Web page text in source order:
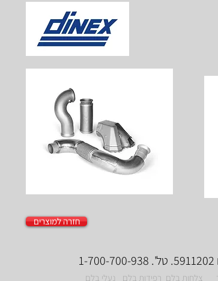
חזרה למוצרים
נעלי בלם רפידות בלם צלחות בלם